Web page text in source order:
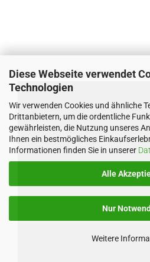
Diese Webseite verwendet
Technologien
Wir verwenden Cookies und ähnliche
Drittanbietern, um die ordentliche
gewährleisten, die Nutzung unseres
Ihnen ein bestmögliches
Informationen finden Sie in unserer
Alle
Nur
Weitere